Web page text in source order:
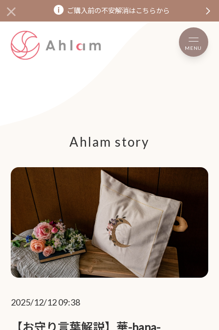
ご購入前の不安解消はこちらから
MENU
Ahlam story
【お守り言葉解説】華-hana-
2025/12/12 09:38